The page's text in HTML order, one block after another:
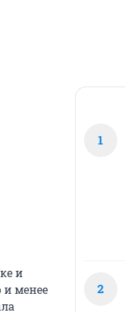
и
и менее
1
2